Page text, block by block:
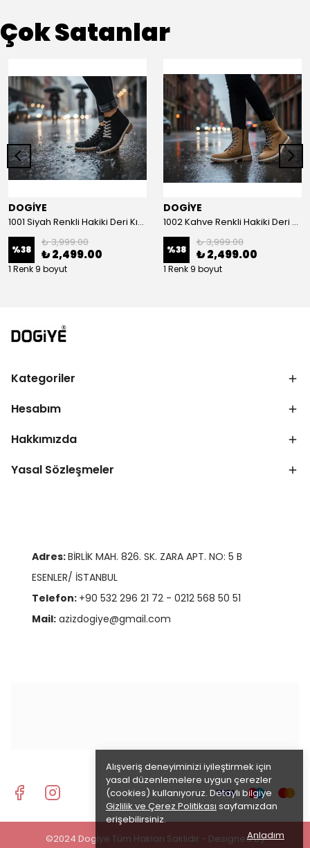
Alışveriş deneyiminizi iyileştirmek için
yasal düzenlemelere uygun çerezler
(cookies) kullanıyoruz. Detaylı bilgiye
Gizlilik ve Çerez Politikası sayfamızdan
erişebilirsiniz.
Anladım
Çok Satanlar
DOGİYE
1001 Siyah Renkli Hakiki Deri Kışlık Bot
%38
₺ 3,999.00
₺ 2,499.00
1 Renk 9 boyut
DOGİYE
1002 Kahve Renkli Hakiki Deri Kışlık Bot
%38
₺ 3,999.00
₺ 2,499.00
1 Renk 9 boyut
Kategoriler
Hesabım
Hakkımızda
Yasal Sözleşmeler
Adres:BİRLİK MAH. 826. SK. ZARA APT. NO: 5 B
ESENLER/ İSTANBUL
Telefon: +90 532 296 21 72 - 0212 568 50 51
Mail: azizdogiye@gmail.com
©2024 Dogiye Tüm Hakları Saklıdır - Designed by